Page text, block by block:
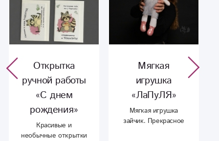
Открытка
ручной работы
«С днем
рождения»
Красивые и
необычные открытки
Мягкая
игрушка
«ЛаПуЛЯ»
Мягкая игрушка
зайчик. Прекрасное